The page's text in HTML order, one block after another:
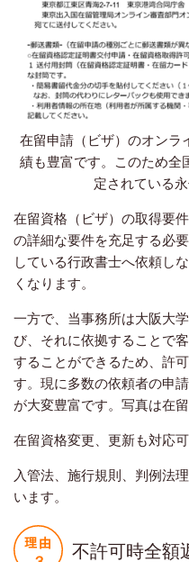
在留申請（ビザ）のオンラ
績も豊富です。このため全
定されている
在留資格（ビザ）の取得要
の詳細な要件を充足する必
している行政書士へ依頼し
くなります。
一方で、当事務所は大阪大
び、それに依拠することで
することができるため、許
す。現に多数の依頼者の申
が大変豊富です。写真は在
在留資格変更、更新も対応可
入管法、施行規則、判例法
います。
不許可時全額